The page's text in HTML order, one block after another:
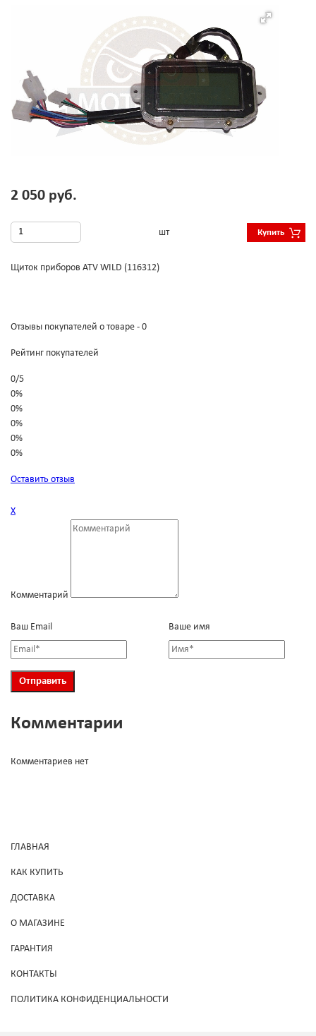
2 050 руб.
шт Купить
Щиток приборов ATV WILD (116312)
Отзывы покупателей о товаре - 0
Рейтинг покупателей
0/5
0%
0%
0%
0%
0%
Оставить отзыв
Х
Комментарий
Ваш Email Ваше имя
Комментарии
Комментариев нет
ГЛАВНАЯ
КАК КУПИТЬ
ДОСТАВКА
О МАГАЗИНЕ
ГАРАНТИЯ
КОНТАКТЫ
ПОЛИТИКА КОНФИДЕНЦИАЛЬНОСТИ